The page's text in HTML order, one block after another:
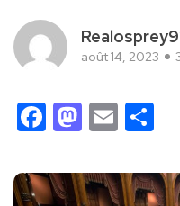
août 14, 2023
Facebook
Email